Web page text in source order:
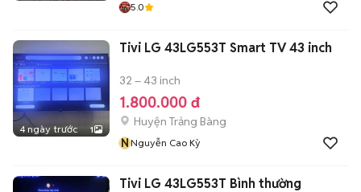
5.0
4 ngày trước 1
Tivi LG 43LG553T Smart TV 43 inch
32 – 43 inch
1.800.000 đ
Huyện Trảng Bàng
NNguyễn Cao Kỳ
Tivi LG 43LG553T Bình thường